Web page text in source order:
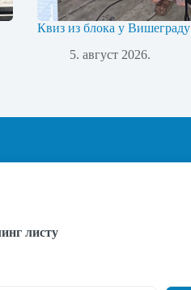
Квиз из блока у Вишеграду
5. август 2026.
листу